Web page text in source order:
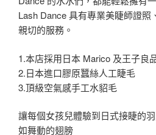
Lash Dance 具有專業美睫師證
親切的服務。
1.本店採用日本 Marico 及王子良
2.日本進口膠原蠶絲人工睫毛
3.頂級空氣感手工水貂毛
讓每個女孩兒體驗到日式接睫的
如舞動的翅膀